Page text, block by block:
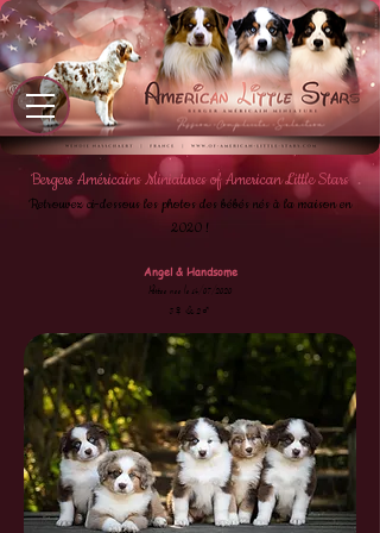
Bergers Américains Miniatures of American Little Stars
Retrouvez ci-dessous les photos des bébés nés à la maison en
2020 !
Angel & Handsome
Portée née le 14/07/2020
3♀ & 2♂